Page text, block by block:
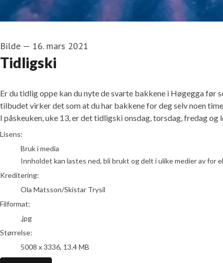
Bilde — 16. mars 2021
Tidligski
Er du tidlig oppe kan du nyte de svarte bakkene i Høgegga før
tilbudet virker det som at du har bakkene for deg selv noen
I påskeuken, uke 13, er det tidligski onsdag, torsdag, fredag og
Ola Matsson/Skistar Trysil
Lisens:
Bruk i media
Innholdet kan lastes ned, bli brukt og delt i ulike medier av
Kreditering:
Ola Matsson/Skistar Trysil
Filformat:
.jpg
Størrelse:
5008 x 3336, 13.4 MB